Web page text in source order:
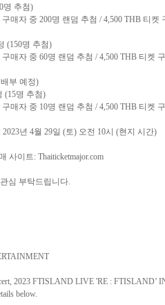
명 추첨)
구매자 중 200명 랜덤 추첨 / 4,500 THB 티켓
(150명 추첨)
구매자 중 60명 랜덤 추첨 / 4,500 THB 티켓
부 예정)
(15명 추첨)
구매자 중 10명 랜덤 추첨 / 4,500 THB 티켓
: 2023년 4월 29일 (토) 오전 10시 (현지 시간)
사이트: Thaiticketmajor.com
심 부탁드립니다.
2023 FTISLAND LIVE 'RE : FTISLAND’
below.